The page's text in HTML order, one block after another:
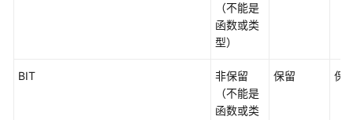
（不能是
函数或类
型）
BIT
非保留
（不能是
函数或类
保留 保